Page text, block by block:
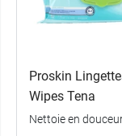
Proskin
Wipes Tena
Nettoie en